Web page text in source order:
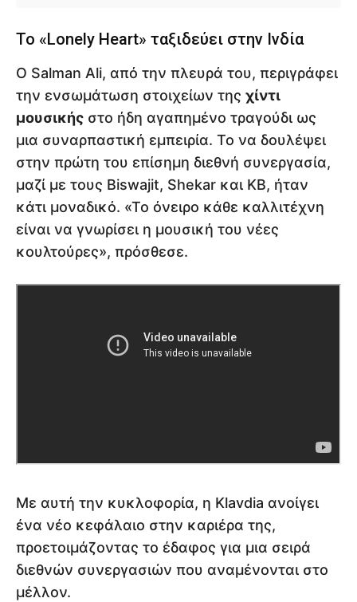
Το «Lonely Heart» ταξιδεύει στην Ινδία
Ο Salman Ali, από την πλευρά του, περιγράφει
την ενσωμάτωση στοιχείων της χίντι
μουσικής στο ήδη αγαπημένο τραγούδι ως
μια συναρπαστική εμπειρία. Το να δουλέψει
στην πρώτη του επίσημη διεθνή συνεργασία,
μαζί με τους Biswajit, Shekar και KB, ήταν
κάτι μοναδικό. «Το όνειρο κάθε καλλιτέχνη
είναι να γνωρίσει η μουσική του νέες
κουλτούρες», πρόσθεσε.
Με αυτή την κυκλοφορία, η Klavdia ανοίγει
ένα νέο κεφάλαιο στην καριέρα της,
προετοιμάζοντας το έδαφος για μια σειρά
διεθνών συνεργασιών που αναμένονται στο
μέλλον.